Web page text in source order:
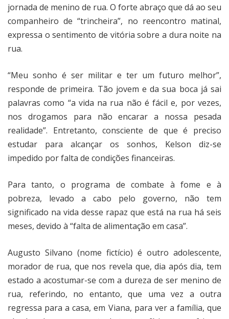
jornada de menino de rua. O forte abraço que dá ao seu
companheiro de “trincheira”, no reencontro matinal,
expressa o sentimento de vitória sobre a dura noite na
rua.
“Meu sonho é ser militar e ter um futuro melhor”,
responde de primeira. Tão jovem e da sua boca já sai
palavras como “a vida na rua não é fácil e, por vezes,
nos drogamos para não encarar a nossa pesada
realidade”. Entretanto, consciente de que é preciso
estudar para alcançar os sonhos, Kelson diz-se
impedido por falta de condições financeiras.
Para tanto, o programa de combate à fome e à
pobreza, levado a cabo pelo governo, não tem
significado na vida desse rapaz que está na rua há seis
meses, devido à “falta de alimentação em casa”.
Augusto Silvano (nome fictício) é outro adolescente,
morador de rua, que nos revela que, dia após dia, tem
estado a acostumar-se com a dureza de ser menino de
rua, referindo, no entanto, que uma vez a outra
regressa para a casa, em Viana, para ver a família, que